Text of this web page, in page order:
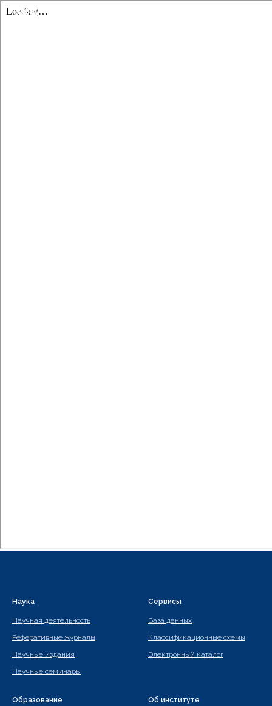
Наука
Научная деятельность
Реферативные журналы
Научные издания
Научные семинары
Сервисы
База данных
Классификационные схемы
Электронный каталог
Образование Об институте